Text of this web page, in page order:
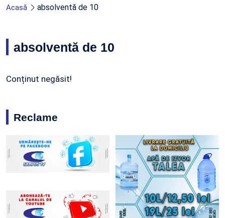
Acasă absolventă de 10
absolventă de 10
Conținut negăsit!
Reclame